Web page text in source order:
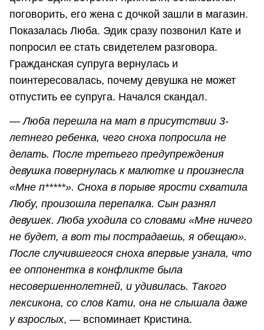
поговорить, его жена с дочкой зашли в магазин.
Показалась Люба. Эдик сразу позвонил Кате и
попросил ее стать свидетелем разговора.
Гражданская супруга вернулась и
поинтересовалась, почему девушка не может
отпустить ее супруга. Начался скандал.
—Люба перешла на мат в присутствии 3-
летнего ребенка, чего сноха попросила не
делать. После третьего предупреждения
девушка повернулась к малютке и произнесла
«Мне п*****». Сноха в порыве ярости схватила
Любу, произошла перепалка. Сын разнял
девушек. Люба уходила со словами «Мне ничего
не будет, а вот ты пострадаешь, я обещаю».
После случившегося сноха впервые узнала, что
ее оппонентка в конфликте была
несовершеннолетней, и удивилась. Такого
лексикона, со слов Кати, она не слышала даже
у взрослых, — вспоминает Кристина.